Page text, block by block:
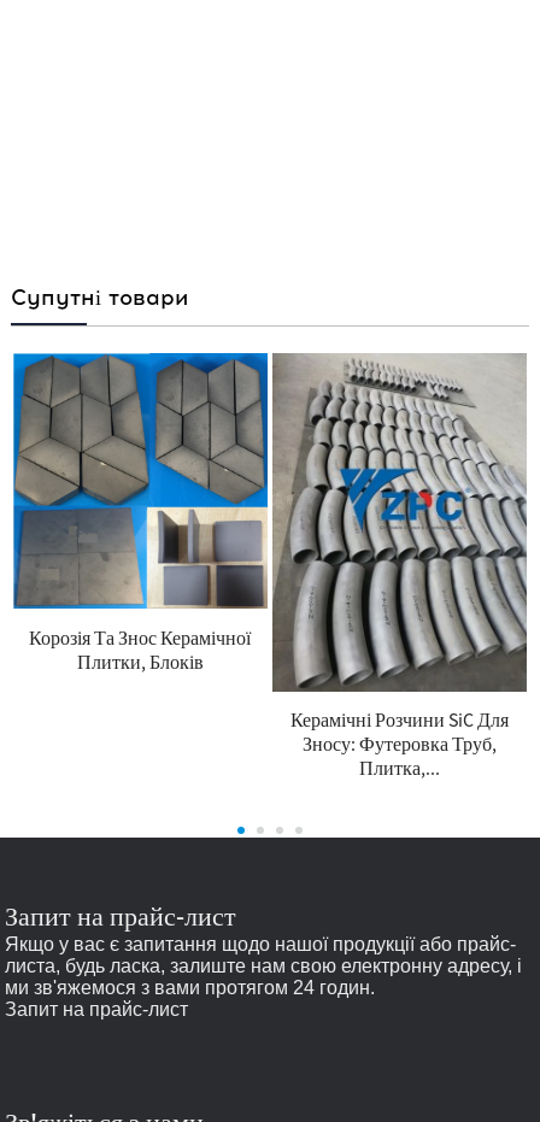
Супутні товари
Корозія Та Знос Керамічної
Плитки, Блоків
Керамічні Розчини SiC Для
Зносу: Футеровка Труб,
Плитка,...
Запит на прайс-лист
Якщо у вас є запитання щодо нашої продукції або прайс-
листа, будь ласка, залиште нам свою електронну адресу, і
ми зв'яжемося з вами протягом 24 годин.
Запит на прайс-лист